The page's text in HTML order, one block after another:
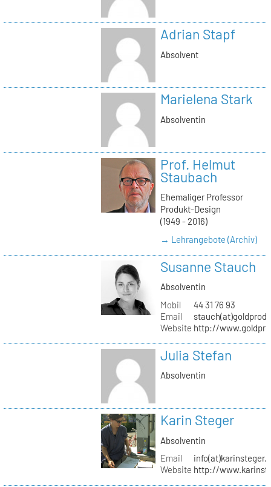
Adrian Stapf
Absolvent
Marielena Stark
Absolventin
Prof. Helmut
Staubach
Ehemaliger Professor
Produkt-Design
(1949 - 2016)
→ Lehrangebote (Archiv)
Susanne Stauch
Absolventin
Mobil
44 31 76 93
Email
Website http://
Julia Stefan
Absolventin
Karin Steger
Absolventin
Email
Website http://